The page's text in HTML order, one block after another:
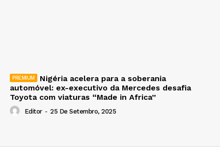
Nigéria acelera para a soberania
automóvel: ex-executivo da Mercedes desafia
Toyota com viaturas “Made in Africa”
Editor - 25 De Setembro, 2025